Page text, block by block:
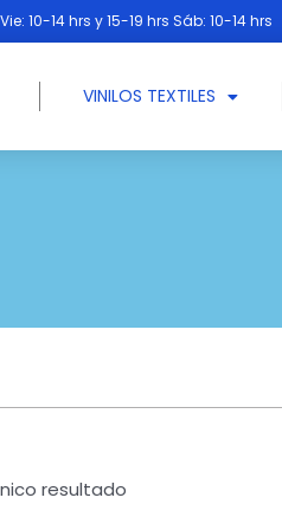
10-14 hrs y 15-19 hrs Sáb: 10-14 hrs
VINILOS TEXTILES
resultado